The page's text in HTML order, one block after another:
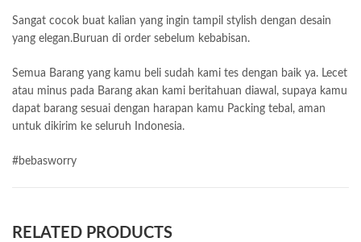
Sangat cocok buat kalian yang ingin tampil stylish dengan desain
yang elegan.Buruan di order sebelum kebabisan.
Semua Barang yang kamu beli sudah kami tes dengan baik ya. Lecet
atau minus pada Barang akan kami beritahuan diawal, supaya kamu
dapat barang sesuai dengan harapan kamu Packing tebal, aman
untuk dikirim ke seluruh Indonesia.
#bebasworry
RELATED PRODUCTS